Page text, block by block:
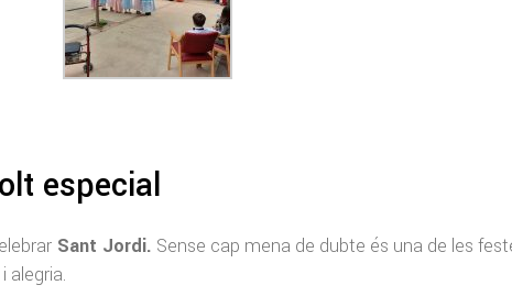
especial
Sant Jordi. Sense cap mena de dubte és una de les
alegria.